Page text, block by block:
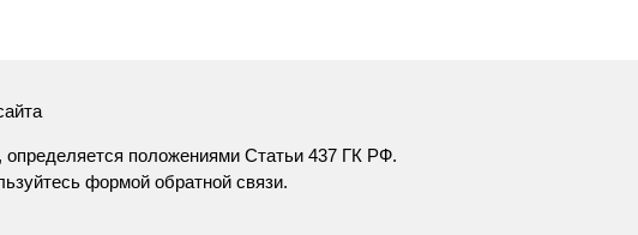
положениями Статьи 437 ГК РФ.
формой обратной связи.